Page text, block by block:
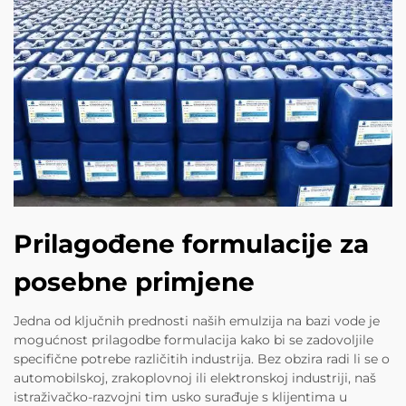
Prilagođene formulacije za
posebne primjene
Jedna od ključnih prednosti naših emulzija na bazi vode je
mogućnost prilagodbe formulacija kako bi se zadovoljile
specifične potrebe različitih industrija. Bez obzira radi li se o
automobilskoj, zrakoplovnoj ili elektronskoj industriji, naš
istraživačko-razvojni tim usko surađuje s klijentima u